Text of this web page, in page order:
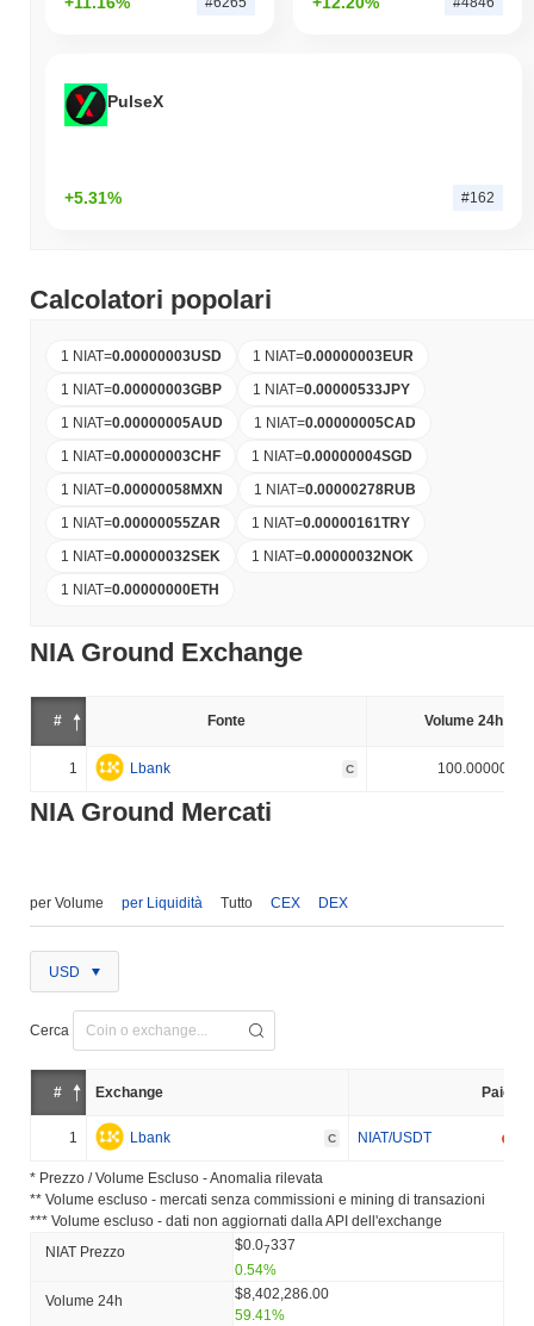
PulseX
+5.31% #162
Calcolatori popolari
1 NIAT=0.00000003USD 1 NIAT=0.00000003EUR
1 NIAT=0.00000003GBP 1 NIAT=0.00000533JPY
1 NIAT=0.00000005AUD 1 NIAT=0.00000005CAD
1 NIAT=0.00000003CHF 1 NIAT=0.00000004SGD
1 NIAT=0.00000058MXN 1 NIAT=0.00000278RUB
1 NIAT=0.00000055ZAR 1 NIAT=0.00000161TRY
1 NIAT=0.00000032SEK 1 NIAT=0.00000032NOK
1 NIAT=0.00000000ETH
NIA Ground Exchange
# Fonte Volume 24h (%)
1 Lbank C 100.000000%
NIA Ground Mercati
per Volume per Liquidità Tutto CEX DEX
USD
Cerca
# Exchange Paio
1 Lbank C NIAT/USDT
* Prezzo / Volume Escluso - Anomalia rilevata
** Volume escluso - mercati senza commissioni e mining di transazioni
*** Volume escluso - dati non aggiornati dalla API dell'exchange
NIAT Prezzo
$0.07337
0.54%
Volume 24h
$8,402,286.00
59.41%